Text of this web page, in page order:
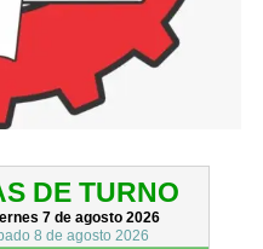
DE TURNO
7 de agosto 2026
8 de agosto 2026